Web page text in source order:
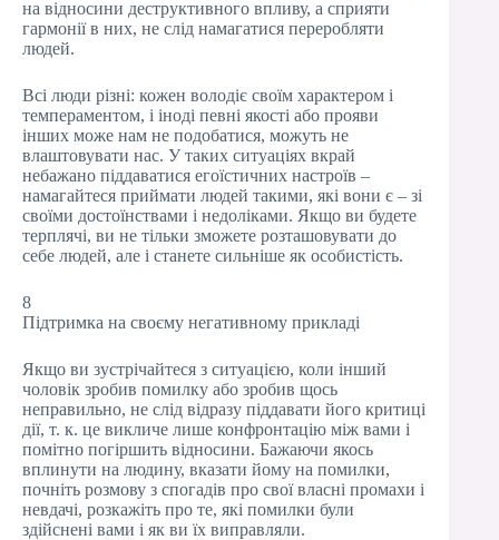
на відносини деструктивного впливу, а сприяти
гармонії в них, не слід намагатися переробляти
людей.
Всі люди різні: кожен володіє своїм характером і
темпераментом, і іноді певні якості або прояви
інших може нам не подобатися, можуть не
влаштовувати нас. У таких ситуаціях вкрай
небажано піддаватися егоїстичних настроїв –
намагайтеся приймати людей такими, які вони є – зі
своїми достоїнствами і недоліками. Якщо ви будете
терплячі, ви не тільки зможете розташовувати до
себе людей, але і станете сильніше як особистість.
8
Підтримка на своєму негативному прикладі
Якщо ви зустрічайтеся з ситуацією, коли інший
чоловік зробив помилку або зробив щось
неправильно, не слід відразу піддавати його критиці
дії, т. к. це викличе лише конфронтацію між вами і
помітно погіршить відносини. Бажаючи якось
вплинути на людину, вказати йому на помилки,
почніть розмову з спогадів про свої власні промахи і
невдачі, розкажіть про те, які помилки були
здійснені вами і як ви їх виправляли.